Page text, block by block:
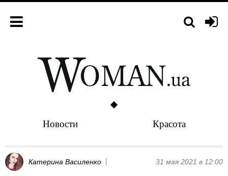
Новости Красота
Катерина Василенко 31 мая 2021 в 12:00